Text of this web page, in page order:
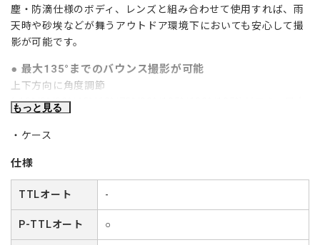
塵・防滴仕様のボディ、レンズと組み合わせて使用すれば、雨
天時や砂埃などが舞うアウトドア環境下においても安心して撮
影が可能です。
最大135°までのバウンス撮影が可能
上下方向に角度調節
(-10°/0°/30°/45°/60°/75°/90°/105°/120°/135°)ができ、最大
や壁に向けてフラッシュを発光させる事で光がバウンスし、人
雰囲気の撮影がおこなえます。
シンプルで簡単な操作性
電源のON/OFFを兼ねた「発光モード切り替えダイヤル」を回
すだけでフラッシュ撮影がおこなえるシンプルな操作系を採用
もっと見る
ケース
仕様
TTLオート -
P-TTLオート ○